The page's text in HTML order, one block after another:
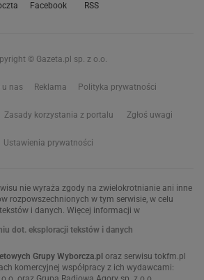
Facebook RSS
© Gazeta.pl sp. z o.o.
u nas Reklama Polityka prywatności
Zasady korzystania z portalu Zgłoś uwagi
Ustawienia prywatności
nie wyraża zgody na zwielokrotnianie ani inne
rozpowszechnionych w tym serwisie, w celu
i danych. Więcej informacji w
dot. eksploracji tekstów i danych
Grupy Wyborcza.pl oraz serwisu tokfm.pl
komercyjnej współpracy z ich wydawcami: